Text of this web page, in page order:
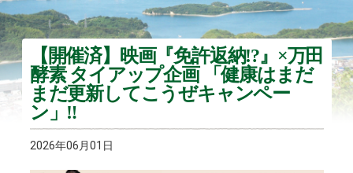
【開催済】映画『免許返納!?』×万田
酵素 タイアップ企画 「健康はまだ
まだ更新してこうぜキャンペー
ン」‼
2026年06月01日